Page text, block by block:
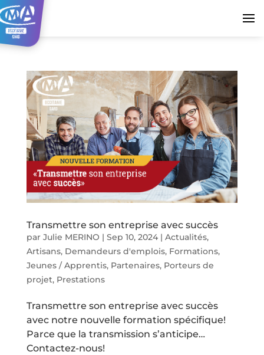
Transmettre son entreprise avec succès
par Julie MERINO | Sep 10, 2024| Actualités,
Artisans, Demandeurs d'emplois, Formations,
Jeunes / Apprentis, Partenaires, Porteurs de
projet, Prestations
Transmettre son entreprise avec succès
avec notre nouvelle formation spécifique!
Parce que la transmission s’anticipe…
Contactez-nous!